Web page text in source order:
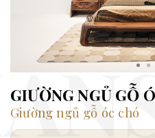
GIƯỜNG NGỦ GỖ
Giường ngủ gỗ óc chó